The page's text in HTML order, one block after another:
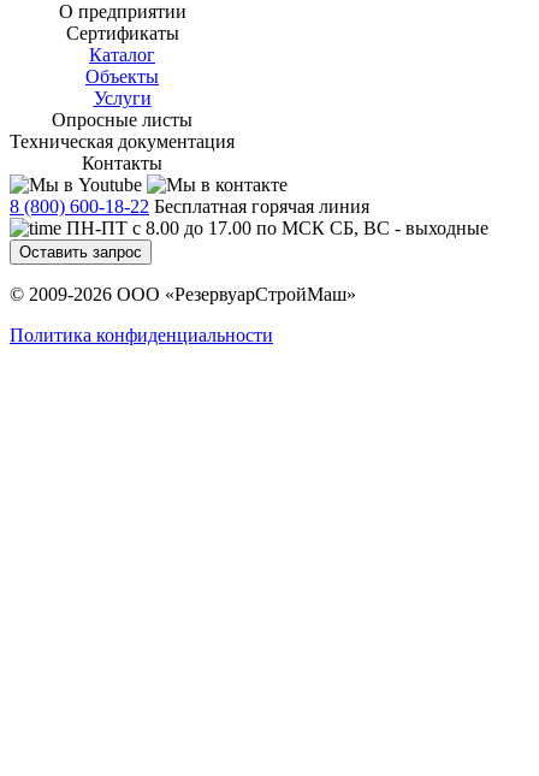
О предприятии
Сертификаты
Каталог
Объекты
Услуги
Опросные листы
Техническая документация
Контакты
8 (800) 600-18-22 Бесплатная горячая линия
ПН-ПТ с 8.00 до 17.00 по МСК СБ, ВС - выходные
Оставить запрос
© 2009-2026 ООО «РезервуарСтройМаш»
Политика конфиденциальности